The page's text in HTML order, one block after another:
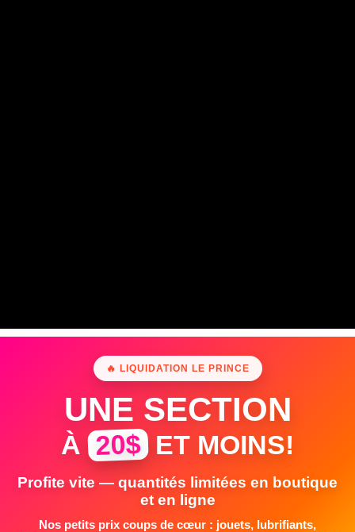
🔥 LIQUIDATION LE PRINCE
UNE SECTION
À 20$ ET MOINS!
Profite vite — quantités limitées en boutique
et en ligne
Nos petits prix coups de cœur : jouets, lubrifiants,